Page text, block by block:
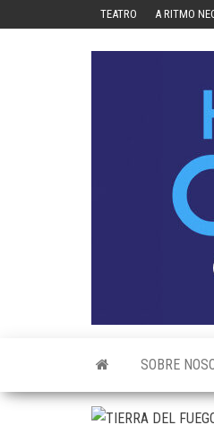
TEATRO A RITMO
SOBRE